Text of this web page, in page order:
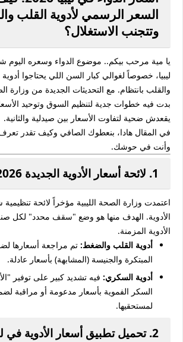
السعر الرسمي لأدوية القلب
وتتجنب الاستغلال؟
يا مية مرحب بيكم.. موضوع الدواء وسعره
ليبيا، خصوصاً لغوالي كبار السن اللي يحتاجوا
بدت فيه خطوات جدية لتنظيم السوق وتوحيد
يقعدش ضحية لتفاوت الأسعار بين صيدلية والثانية.
في المقال هادا، بنعطوك الصافي وكيف تقدر
وأنت في حوشك.
1. لائحة أسعار الأدوية الجديدة 2026
اعتمدت وزارة الصحة الليبية مؤخراً لائحة تنظيمية
الأدوية. الهدف منها هو وضع "سقف محدد" لكل
الأدوية المزمنة.
أدوية القلب والضغط: تم مراجعة أسعارها
المبتكرة والجنيسة (المشابهة) بأسعار عادلة.
أدوية السكري: فيه تشديد كبير على توفير
السكر الفموية بأسعار مدعومة أو مراقبة
لمستحقيها.
2. تحميل تطبيق أسعار الأدوية في ليبيا (الرقمي)